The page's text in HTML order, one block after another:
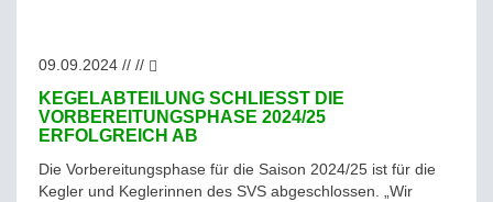
09.09.2024 // //
KEGELABTEILUNG SCHLIESST DIE V
ORBEREITUNGSPHASE 2024/25 E
RFOLGREICH AB
Die Vorbereitungsphase für die Saison 2024/25 ist für die
Kegler und Keglerinnen des SVS abgeschlossen. „Wir